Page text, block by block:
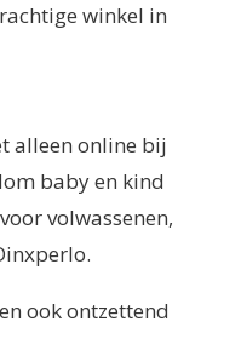
winkel in
alleen online bij
baby en kind
volwassenen,
ook ontzettend